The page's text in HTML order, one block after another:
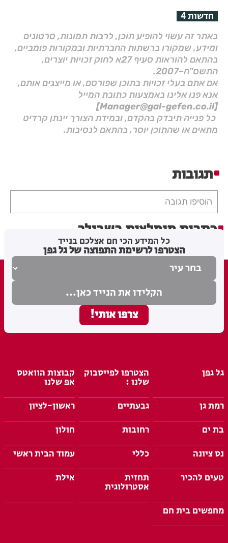
חדשות 4
באתר זה עשוי להופיע תוכן, לרבות תמונות, סרטונים
ומידע, שמקורו ברשתות החברתיות ובמקורות פומביים,
בהתאם להוראות סעיף 27א לחוק זכויות יוצרים,
התשס"ח–2007.
אם אתם בעלי זכויות בתוכן שפורסם, או מייצגים אותם,
אנא פנו אלינו באמצעות כתובת המייל
[Manager@gal-gefen.co.il]
כל פנייה תיבדק בהקדם, ובמידת הצורך יינתן קרדיט
מתאים או שהתוכן יוסר, בהתאם לנסיבות.
תגובות
הוסיפו תגובה
כתבות מומלצות בשבילך
כל המידע הכי חם אצלכם בנייד
הצטרפו לרשימת התפוצה של גל גפן
גל גפן הצטרפו לפייסבוק
שלנו :
קבוצות הוואטס
אפ שלנו
רמת גן
גבעתיים
ראשון-לציון
בת ים
רחובות
חולון
נס ציונה
כללי
עמוד הבית ראשי
טעים להכיר
תחזית
אסטרולוגית
אילת
מחפשים בית חם